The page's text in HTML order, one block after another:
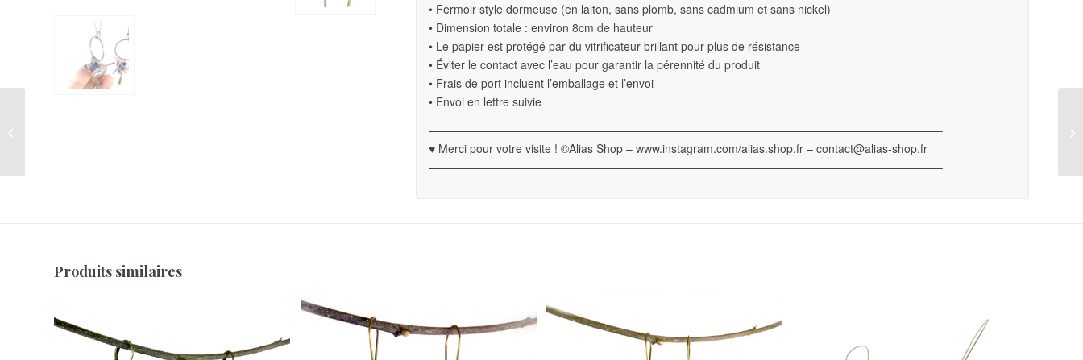
• Fermoir style dormeuse (en laiton, sans plomb, sans cadmium et sans nickel)
• Dimension totale : environ 8cm de hauteur
• Le papier est protégé par du vitrificateur brillant pour plus de résistance
• Éviter le contact avec l’eau pour garantir la pérennité du produit
• Frais de port incluent l’emballage et l’envoi
• Envoi en lettre suivie
—————————————————————————————————————————————–
♥ Merci pour votre visite ! ©Alias Shop – www.instagram.com/alias.shop.fr – contact@alias-shop.fr
—————————————————————————————————————————————–
Produits similaires